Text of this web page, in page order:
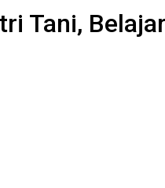
Tani,